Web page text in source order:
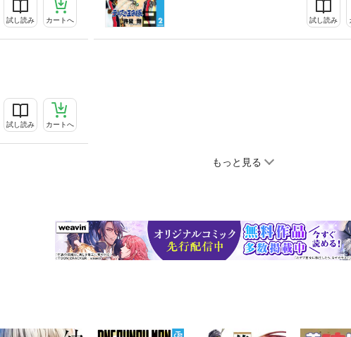
試し読み カートへ 試し読み
試し読み カートへ
もっと見る